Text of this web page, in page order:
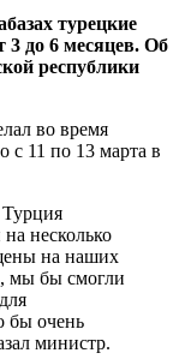
турецкие
3 до 6 месяцев. Об
республики
во время
с 11 по 13 марта в
несколько
на наших
мы бы смогли
бы очень
министр.